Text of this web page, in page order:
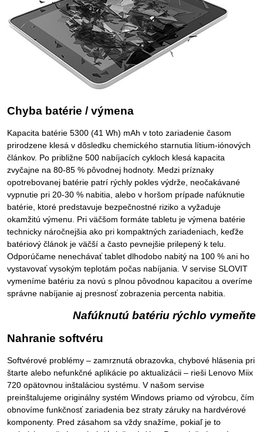
Chyba batérie / výmena
Kapacita batérie 5300 (41 Wh) mAh v toto zariadenie časom
prirodzene klesá v dôsledku chemického starnutia lítium-iónových
článkov. Po približne 500 nabíjacích cykloch klesá kapacita
zvyčajne na 80-85 % pôvodnej hodnoty. Medzi príznaky
opotrebovanej batérie patrí rýchly pokles výdrže, neočakávané
vypnutie pri 20-30 % nabitia, alebo v horšom prípade nafúknutie
batérie, ktoré predstavuje bezpečnostné riziko a vyžaduje
okamžitú výmenu. Pri väčšom formáte tabletu je výmena batérie
technicky náročnejšia ako pri kompaktných zariadeniach, keďže
batériový článok je väčší a často pevnejšie prilepený k telu.
Odporúčame nenechávať tablet dlhodobo nabitý na 100 % ani ho
vystavovať vysokým teplotám počas nabíjania. V servise SLOVIT
vymeníme batériu za novú s plnou pôvodnou kapacitou a overíme
správne nabíjanie aj presnosť zobrazenia percenta nabitia.
Nafúknutú batériu rýchlo vymeňte
Nahranie softvéru
Softvérové problémy – zamrznutá obrazovka, chybové hlásenia pri
štarte alebo nefunkčné aplikácie po aktualizácii – rieši Lenovo Miix
720 opätovnou inštaláciou systému. V našom servise
preinštalujeme originálny systém Windows priamo od výrobcu, čím
obnovíme funkčnosť zariadenia bez straty záruky na hardvérové
komponenty. Pred zásahom sa vždy snažíme, pokiaľ je to